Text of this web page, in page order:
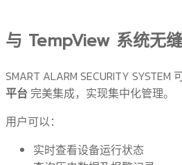
与 TempView 系统无
SMART ALARM SECURITY SYSTEM
平台 完美集成，实现集中化管理。
用户可以：
实时查看设备运行状态